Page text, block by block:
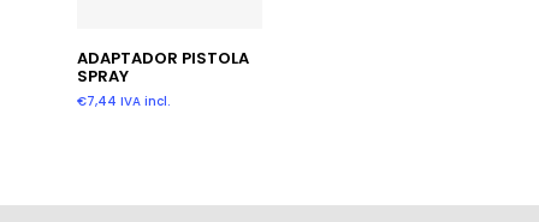
Añadir Al Carrito
ADAPTADOR PISTOLA
SPRAY
€7,44 IVA incl.